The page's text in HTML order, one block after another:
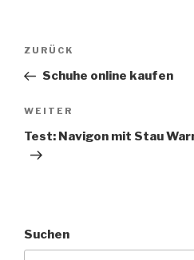
Beitragsnavigation
Vorheriger
Beitrag
ZURÜCK
Schuhe online kaufen
Nächster
Beitrag
WEITER
Test: Navigon mit Stau
Suchen